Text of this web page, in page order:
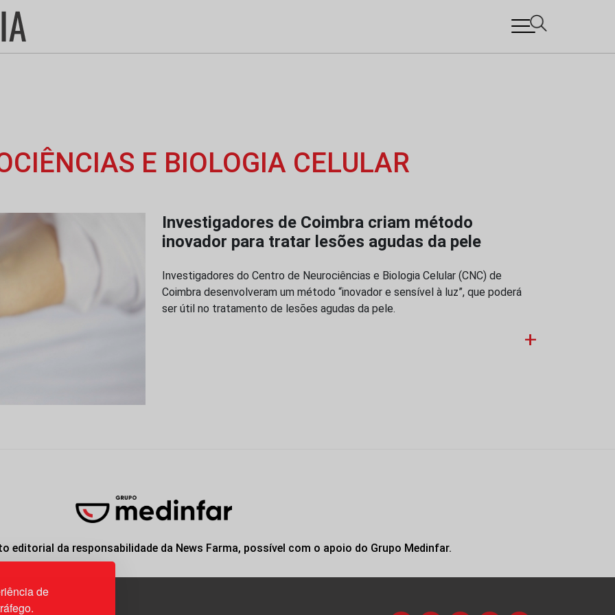
de
E BIOLOGIA CELULAR
Investigadores de Coimbra criam método
inovador para tratar lesões agudas da pele
Investigadores do Centro de Neurociências e Biologia Celular (CNC) de
Coimbra desenvolveram um método “inovador e sensível à luz”, que poderá
ser útil no tratamento de lesões agudas da pele.
+
editorial da responsabilidade da News Farma, possível com o apoio do Grupo Medinfar.